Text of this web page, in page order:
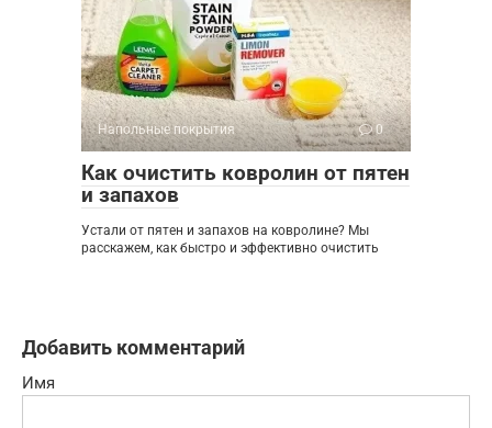
Напольные покрытия 0
Как очистить ковролин от пятен
и запахов
Устали от пятен и запахов на ковролине? Мы
расскажем, как быстро и эффективно очистить
Добавить комментарий
Имя